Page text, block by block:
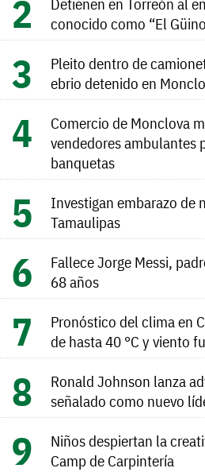
conocido como “El
Pleito dentro de
ebrio detenido en
Comercio de Monclova
vendedores ambulantes
banquetas
Investigan embarazo de
Tamaulipas
Fallece Jorge Messi,
68 años
Pronóstico del clima en
de hasta 40 °C y viento
Ronald Johnson lanza
señalado como nuevo
Niños despiertan la
Camp de Carpintería